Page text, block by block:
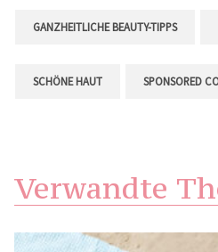
GANZHEITLICHE BEAUTY-TIPPS
SCHÖNE HAUT SPONSORED
Verwandte